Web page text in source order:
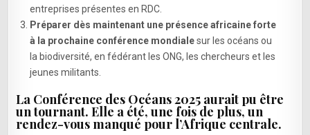
entreprises présentes en RDC.
Préparer dès maintenant une présence africaine forte
à la prochaine conférence mondialesur les océans ou
la biodiversité, en fédérant les ONG, les chercheurs et les
jeunes militants.
La Conférence des Océans 2025 aurait pu être
un tournant. Elle a été, une fois de plus, un
rendez-vous manqué pour l’Afrique centrale.